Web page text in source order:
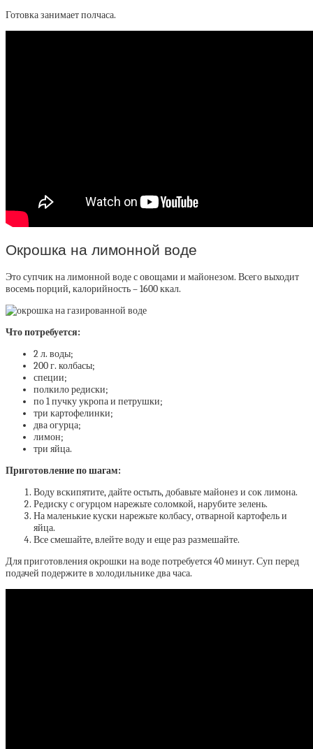
Готовка занимает полчаса.
Окрошка на лимонной воде
Это супчик на лимонной воде с овощами и майонезом. Всего выходит
восемь порций, калорийность – 1600 ккал.
Что потребуется:
2 л. воды;
200 г. колбасы;
специи;
полкило редиски;
по 1 пучку укропа и петрушки;
три картофелинки;
два огурца;
лимон;
три яйца.
Приготовление по шагам:
Воду вскипятите, дайте остыть, добавьте майонез и сок лимона.
Редиску с огурцом нарежьте соломкой, нарубите зелень.
На маленькие куски нарежьте колбасу, отварной картофель и
яйца.
Все смешайте, влейте воду и еще раз размешайте.
Для приготовления окрошки на воде потребуется 40 минут. Суп перед
подачей подержите в холодильнике два часа.